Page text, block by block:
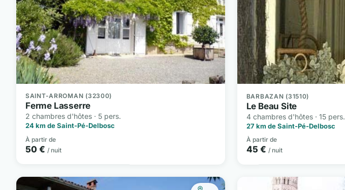
SAINT-ARROMAN (32300)
Ferme Lasserre
2 chambres d'hôtes · 5 pers.
24 km de Saint-Pé-Delbosc
À partir de
50 € / nuit
BARBAZAN (31510)
Le Beau Site
4 chambres d'hôtes · 15 pers.
27 km de Saint-Pé-Delbosc
À partir de
45 € / nuit